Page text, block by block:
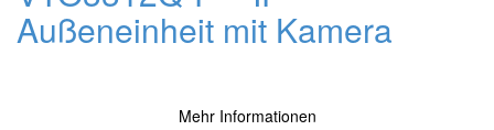
Außeneinheit mit Kamera
Mehr Informationen